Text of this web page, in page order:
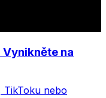
na
nebo